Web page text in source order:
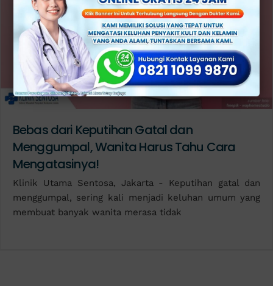
Bebas dari Keputihan Gatal dan
Menggumpal, Wanita Harus Tahu Cara
Mengatasinya!
Klinik Utama Sentosa, Jakarta - Keputihan gatal dan
menggumpal, sering kali menjadi keluhan umum yang
membuat banyak wanita merasa tidak